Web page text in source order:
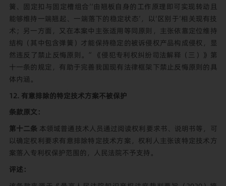
簧、固定扣与固定槽组合’‘由翘板自身的工作原理即可实现转动且
能够维持一端翘起、一端落下的稳定状态’，以‘区别于’相关现有技
术；另一方面，又在本案中主张适用等同原则，主张依靠定位维持
结构（其中包含弹簧）才能保持稳定的被诉侵权产品构成侵权，显
然违反了禁止反悔原则。”《侵犯专利权纠纷司法解释（三）》第
十一条的规定，有助于完善我国现有法律框架下禁止反悔原则的具
体内涵。
12. 有意排除的特定技术方案不被保护
条款原文：
第十二条本领域普通技术人员通过阅读权利要求书、说明书等，可
以确定权利要求有意排除特定技术方案，权利人主张该特定技术方
案落入专利权保护范围的，人民法院不予支持。
评述：